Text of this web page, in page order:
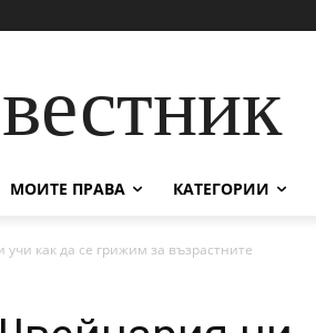
МОИТЕ ПРАВА КАТЕГОРИИ
как да се грижим за възрастните